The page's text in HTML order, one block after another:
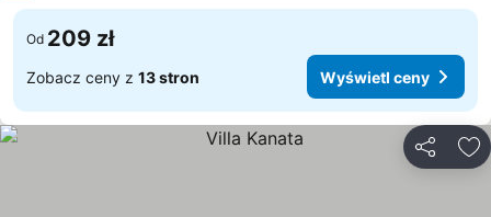
Od 209 zł
Zobacz ceny z 13 stron Wyświetl ceny